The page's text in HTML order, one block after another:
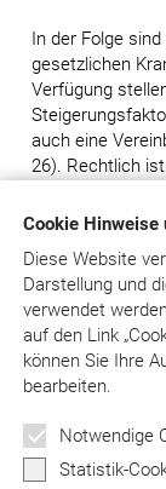
Cookie Hinweise
Diese Website
Darstellung und
verwendet
aufden Link
können Sie Ihre
bearbeiten.
Notwendige
Statistik-
In der Folge
gesetzlichen
Verfügung
auch eine
26). Rechtlich
Die Broschüre
Vergleich hilft
Vereinbarung
Zahnheilkunde
zur Übersicht